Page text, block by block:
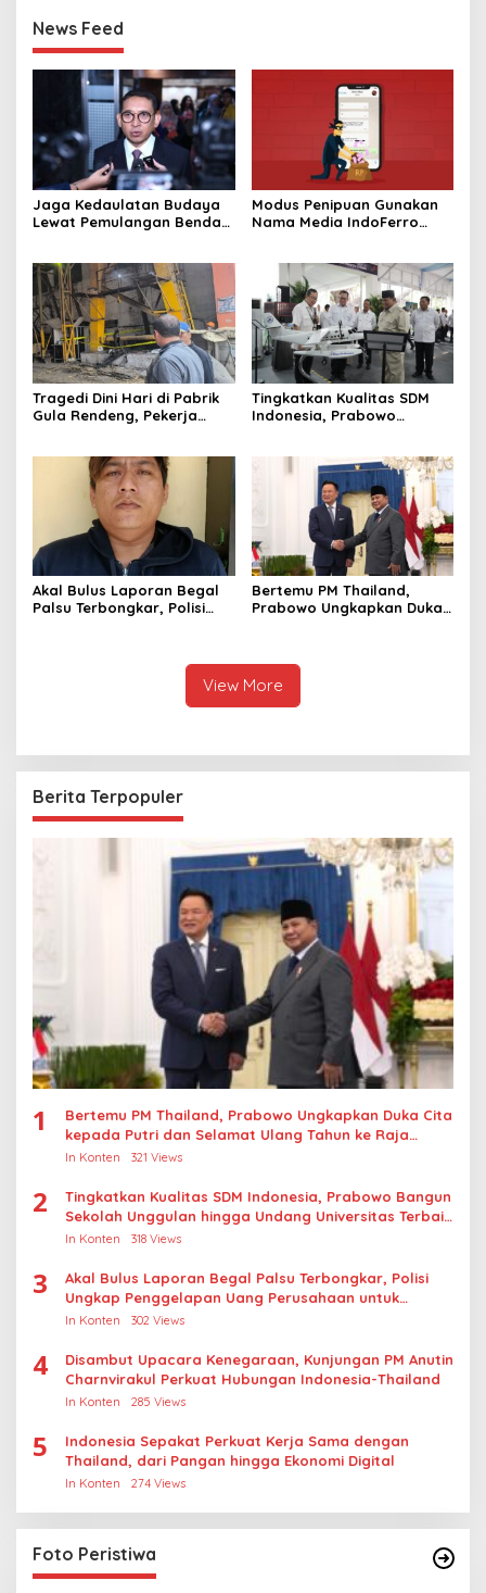
News Feed
Jaga Kedaulatan Budaya
Lewat Pemulangan Benda
Modus Penipuan Gunakan
Nama Media IndoFerro
Tragedi Dini Hari di Pabrik
Gula Rendeng, Pekerja
Tingkatkan Kualitas SDM
Indonesia, Prabowo
Terbaik Dunia
Akal Bulus Laporan Begal
Palsu Terbongkar, Polisi
Bertemu PM Thailand,
Prabowo Ungkapkan Duka
Raja Thailand
View More
Berita Terpopuler
1
Bertemu PM Thailand, Prabowo Ungkapkan Duka Cita
kepada Putri dan Selamat Ulang Tahun ke Raja
Thailand
In Konten 321 Views
2
Tingkatkan Kualitas SDM Indonesia, Prabowo Bangun
Sekolah Unggulan hingga Undang Universitas Terbaik
Dunia
In Konten 318 Views
3
Akal Bulus Laporan Begal Palsu Terbongkar, Polisi
Ungkap Penggelapan Uang Perusahaan untuk
Crypto
In Konten 302 Views
4
Disambut Upacara Kenegaraan, Kunjungan PM Anutin
Charnvirakul Perkuat Hubungan Indonesia-Thailand
In Konten 285 Views
5
Indonesia Sepakat Perkuat Kerja Sama dengan
Thailand, dari Pangan hingga Ekonomi Digital
In Konten 274 Views
Foto Peristiwa